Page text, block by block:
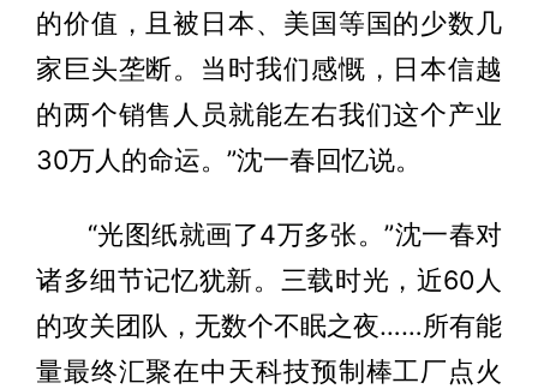
的价值，且被日本、美国等国的少数几
家巨头垄断。当时我们感慨，日本信越
的两个销售人员就能左右我们这个产业
30万人的命运。”沈一春回忆说。
“光图纸就画了4万多张。”沈一春对
诸多细节记忆犹新。三载时光，近60人
的攻关团队，无数个不眠之夜……所有能
量最终汇聚在中天科技预制棒工厂点火